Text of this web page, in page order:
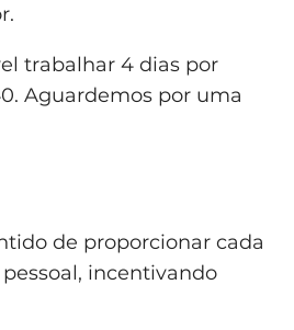
trabalhar 4 dias por
Aguardemos por uma
de proporcionar cada
incentivando